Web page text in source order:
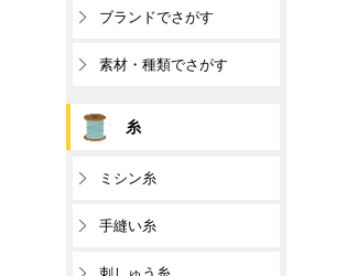
ブランドでさがす
素材・種類でさがす
糸
ミシン糸
手縫い糸